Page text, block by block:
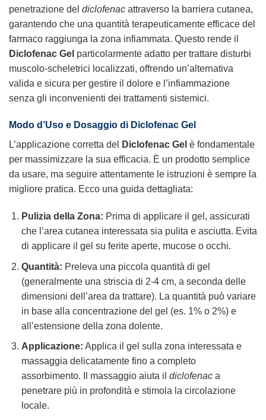
penetrazione del diclofenac attraverso la barriera cutanea,
garantendo che una quantità terapeuticamente efficace del
farmaco raggiunga la zona infiammata. Questo rende il
Diclofenac Gel particolarmente adatto per trattare disturbi
muscolo-scheletrici localizzati, offrendo un’alternativa
valida e sicura per gestire il dolore e l’infiammazione
senza gli inconvenienti dei trattamenti sistemici.
Modo d’Uso e Dosaggio di Diclofenac Gel
L’applicazione corretta del
Diclofenac Gel è fondamentale
per massimizzare la sua efficacia. È un prodotto semplice
da usare, ma seguire attentamente le istruzioni è sempre la
migliore pratica. Ecco una guida dettagliata:
Pulizia della Zona: Prima di applicare il gel, assicurati
che l’area cutanea interessata sia pulita e asciutta. Evita
di applicare il gel su ferite aperte, mucose o occhi.
Quantità: Preleva una piccola quantità di gel
(generalmente una striscia di 2-4 cm, a seconda delle
dimensioni dell’area da trattare). La quantità può variare
in base alla concentrazione del gel (es. 1% o 2%) e
all’estensione della zona dolente.
Applicazione: Applica il gel sulla zona interessata e
massaggia delicatamente fino a completo
assorbimento. Il massaggio aiuta il diclofenaca
penetrare più in profondità e stimola la circolazione
locale.